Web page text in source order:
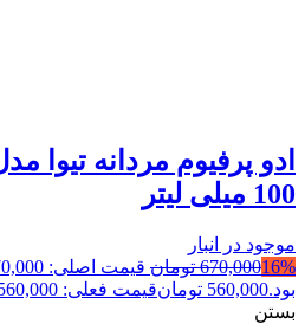
100 میلی لیتر
موجود در انبار
16%
670,000 تومان
بود.560,000 تومانقیمت فعلی: 560,000 تومان.
بستن